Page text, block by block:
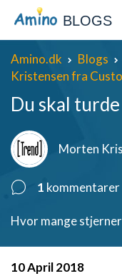
BLOGS
Amino.dk Blogs
Kristensen fra
Du skal
Morten
1 kommentarer
Hvor mange
10 April 2018